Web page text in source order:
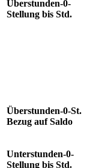
Überstunden-0-
Stellung bis Std.
Überstunden-0-St.
Bezug auf Saldo
Unterstunden-0-
Stellung bis Std.